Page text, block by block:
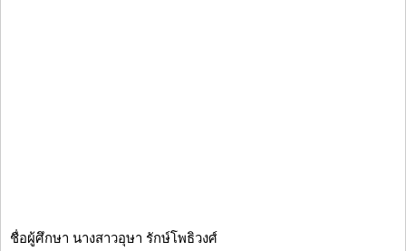
ชื่อผู้ศึกษา นางสาวอุษา รักษ์โพธิวงศ์